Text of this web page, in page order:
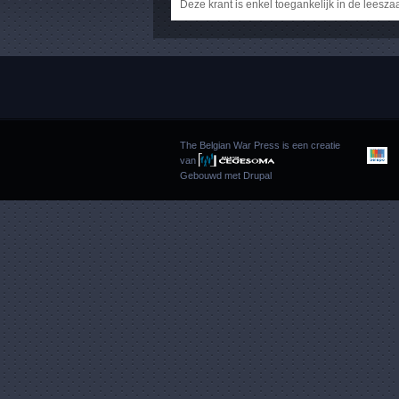
Deze krant is enkel toegankelijk in de
The Belgian War Press is een creatie
van
Gebouwd met Drupal